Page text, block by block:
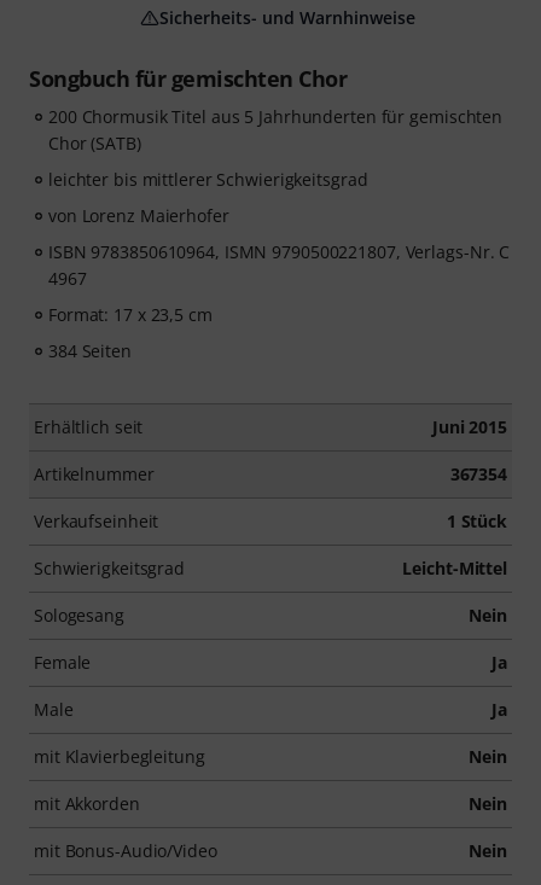
Songbuch für gemischten Chor
200 Chormusik Titel aus 5 Jahrhunderten für gemischten
Chor (SATB)
leichter bis mittlerer Schwierigkeitsgrad
von Lorenz Maierhofer
ISBN 9783850610964, ISMN 9790500221807, Verlags-Nr. C
4967
Format: 17 x 23,5 cm
384 Seiten
Erhältlich seit Juni 2015
Artikelnummer 367354
Verkaufseinheit 1 Stück
Schwierigkeitsgrad Leicht-Mittel
Sologesang Nein
Female Ja
Male Ja
mit Klavierbegleitung Nein
mit Akkorden Nein
mit Bonus-Audio/Video Nein
Sicherheits- und Warnhinweise